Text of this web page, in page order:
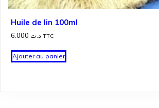
Huile de lin 100ml
د.ت TTC
Ajouter au panier